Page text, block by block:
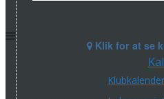
Klubkalender
Klik for at se